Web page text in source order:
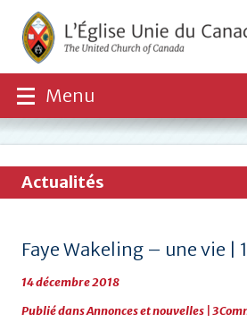
Menu
Actualités
Faye Wakeling – une vie |
14 décembre 2018
Publié dansAnnonces et nouvelles